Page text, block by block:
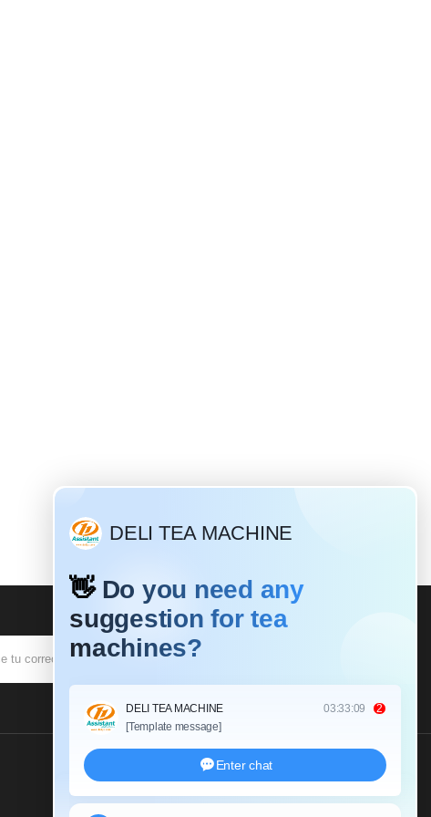
Envíenos Una Consulta